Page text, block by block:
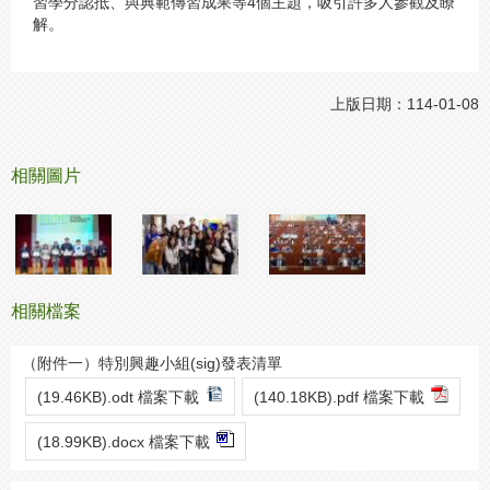
解。
上版日期：114-01-08
相關圖片
相關檔案
（附件一）特別興趣小組(sig)發表清單
(19.46KB).odt 檔案下載
(140.18KB).pdf 檔案下載
(18.99KB).docx 檔案下載